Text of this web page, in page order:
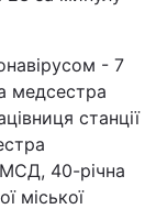
- 7
медсестра
станції
40-річна
міської